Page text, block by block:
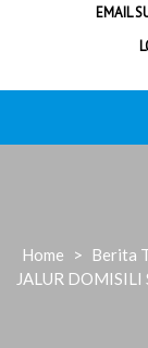
EMAIL
Home > Berita
JALUR DOMISILI